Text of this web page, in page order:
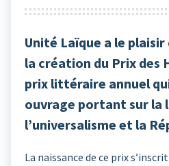
Unité Laïque a le
la création du Prix des
prix littéraire annuel
ouvrage portant sur la
l’universalisme et la
La naissance de ce prix